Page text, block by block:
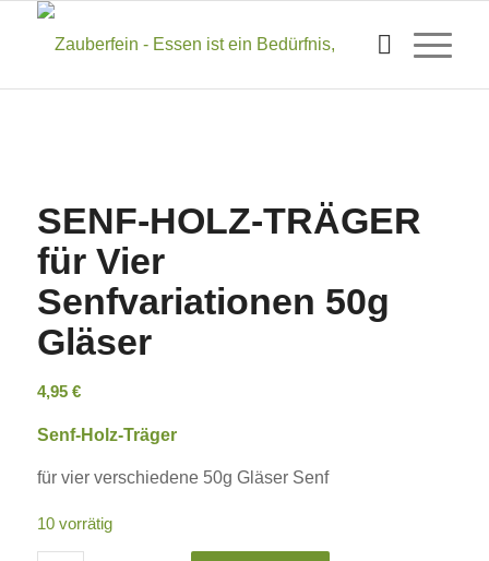
SENF-HOLZ-TRÄGER
für Vier
Senfvariationen 50g
Gläser
4,95 €
Senf-Holz-Träger
für vier verschiedene 50g Gläser Senf
10 vorrätig